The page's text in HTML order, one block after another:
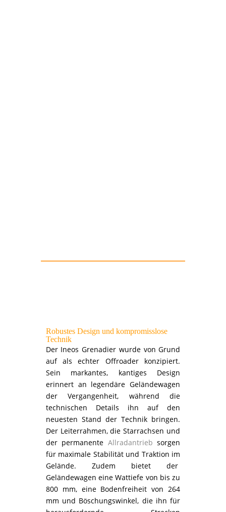
Robustes Design und kompromisslose
Technik
Der Ineos Grenadier wurde von Grund
auf als echter Offroader konzipiert.
Sein markantes, kantiges Design
erinnert an legendäre Geländewagen
der Vergangenheit, während die
technischen Details ihn auf den
neuesten Stand der Technik bringen.
Der Leiterrahmen, die Starrachsen und
der permanente Allradantrieb sorgen
für maximale Stabilität und Traktion im
Gelände. Zudem bietet der
Geländewagen eine Wattiefe von bis zu
800 mm, eine Bodenfreiheit von 264
mm und Böschungswinkel, die ihn für